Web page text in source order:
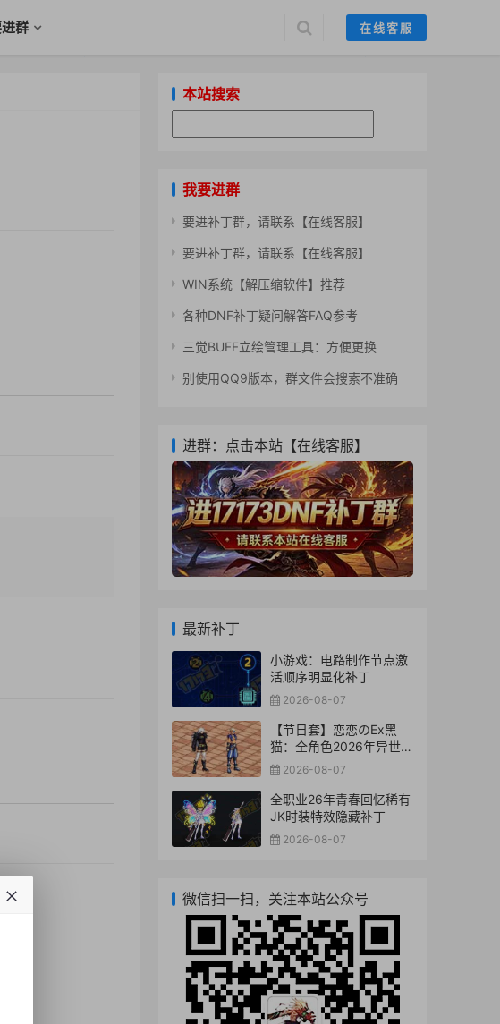
群 在线客服
本站搜索
我要进群
要进补丁群，请联系【在线客服】
要进补丁群，请联系【在线客服】
WIN系统【解压缩软件】推荐
各种DNF补丁疑问解答FAQ参考
三觉BUFF立绘管理工具：方便更换
别使用QQ9版本，群文件会搜索不准确
进群：点击本站【在线客服】
最新补丁
小游戏：电路制作节点激
活顺序明显化补丁
2026-08-07
【节日套】恋恋のEx黑
猫：全角色2026年异世相
逢阿拉德时装代码【性转
套】
2026-08-07
全职业26年青春回忆稀有
JK时装特效隐藏补丁
2026-08-07
微信扫一扫，关注本站公众号